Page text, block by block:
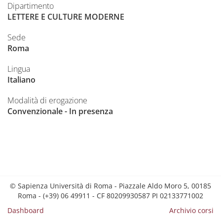
Dipartimento
LETTERE E CULTURE MODERNE
Sede
Roma
Lingua
Italiano
Modalità di erogazione
Convenzionale - In presenza
© Sapienza Università di Roma - Piazzale Aldo Moro 5, 00185
Roma - (+39) 06 49911 - CF 80209930587 PI 02133771002
Dashboard
Archivio corsi